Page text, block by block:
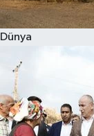
Dünya
Kadın
Kültür
Sağlık